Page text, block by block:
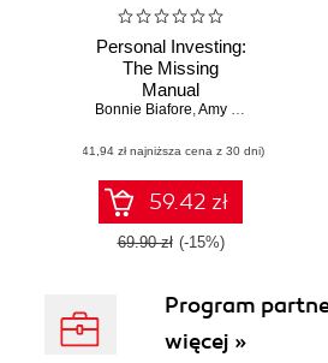
Personal Investing:
The Missing
Manual
Bonnie Biafore,Amy E. Buttell
(41,94 zł najniższa cena z 30 dni)
59.42 zł
69.90 zł (-15%)
Program
więcej »